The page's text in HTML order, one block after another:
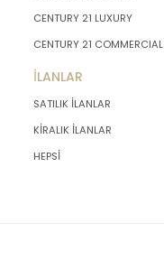
CENTURY 21 LUXURY
CENTURY 21 COMMERCIAL
İLANLAR
SATILIK İLANLAR
KİRALIK İLANLAR
HEPSİ